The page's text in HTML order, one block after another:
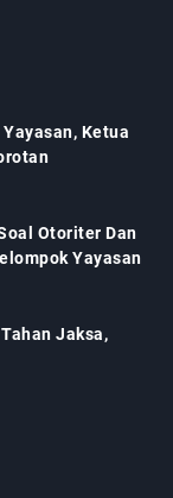
Ketua
Otoriter Dan
Yayasan
Jaksa,